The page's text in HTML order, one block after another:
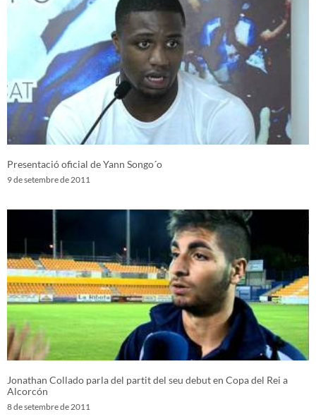
Presentació oficial de Yann Songo´o
9 de setembre de 2011
Jonathan Collado parla del partit del seu debut en Copa del Rei a
Alcorcón
8 de setembre de 2011